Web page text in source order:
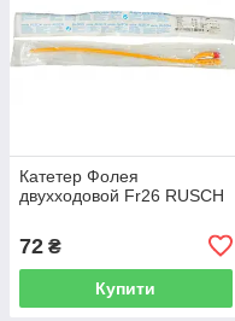
Катетер Фолея
двухходовой Fr26 RUSСH
72 ₴
Купити